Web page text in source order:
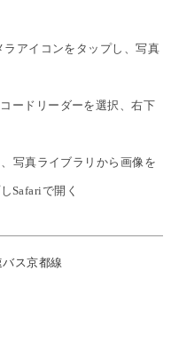
アイコンをタップし、写真
ードリーダーを選択、右下
写真ライブラリから画像を
Safariで開く
バス京都線